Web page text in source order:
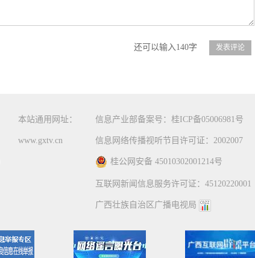
还可以输入140字
本站通用网址：
www.gxtv.cn
信息产业部备案号：桂ICP备05006981号
信息网络传播视听节目许可证：2002007
桂公网安备 45010302001214号
互联网新闻信息服务许可证：45120220001
广西壮族自治区广播电视局